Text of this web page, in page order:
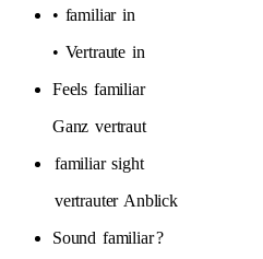
• familiar in
• Vertraute in
Feels familiar
Ganz vertraut
familiar sight
vertrauter Anblick
Sound familiar?